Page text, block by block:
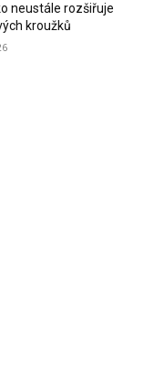
neustále rozšiřuje
kroužků